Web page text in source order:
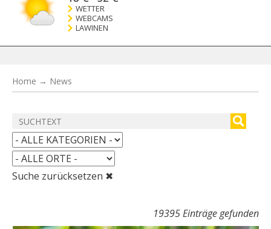
WETTER
WEBCAMS
LAWINEN
Home → News
Suche zurücksetzen ✖
19395 Einträge gefunden